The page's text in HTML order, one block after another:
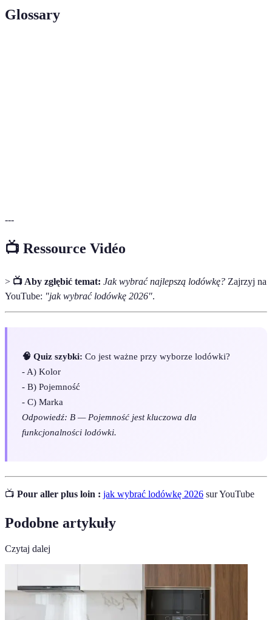
Glossary
---
📺 Ressource Vidéo
> 📺 Aby zgłębić temat: Jak wybrać najlepszą lodówkę? Zajrzyj na
YouTube: "jak wybrać lodówkę 2026".
🧠 Quiz szybki: Co jest ważne przy wyborze lodówki?
- A) Kolor
- B) Pojemność
- C) Marka
Odpowiedź: B — Pojemność jest kluczowa dla
funkcjonalności lodówki.
📺 Pour aller plus loin : jak wybrać lodówkę 2026 sur YouTube
Podobne artykuły
Czytaj dalej